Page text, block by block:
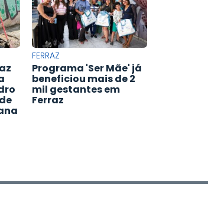
FERRAZ
Programa 'Ser Mãe' já
beneficiou mais de 2
mil gestantes em
Ferraz